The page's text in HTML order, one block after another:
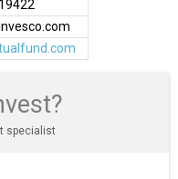
specialist